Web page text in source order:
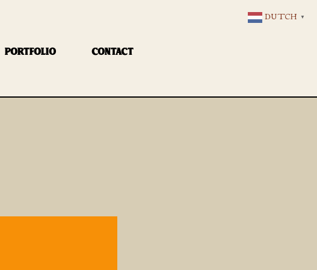
PORTFOLIO CONTACT
DUTCH ▼